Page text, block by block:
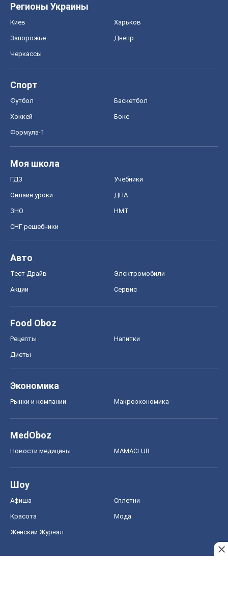
Регионы Украины
Киев Харьков
Запорожье Днепр
Черкассы
Спорт
Футбол Баскетбол
Хоккей Бокс
Формула-1
Моя школа
ГДЗ Учебники
Онлайн уроки ДПА
ЗНО НМТ
СНГ решебники
Авто
Тест Драйв Электромобили
Акции Сервис
Food Oboz
Рецепты Напитки
Диеты
Экономика
Рынки и компании Mакроэкономика
MedOboz
Новости медицины MAMACLUB
Шоу
Афиша Сплетни
Красота Мода
Женский Журнал